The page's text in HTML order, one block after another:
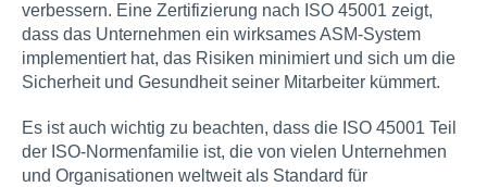
verbessern. Eine Zertifizierung nach ISO 45001 zeigt,
dass das Unternehmen ein wirksames ASM-System
implementiert hat, das Risiken minimiert und sich um die
Sicherheit und Gesundheit seiner Mitarbeiter kümmert.
Es ist auch wichtig zu beachten, dass die ISO 45001 Teil
der ISO-Normenfamilie ist, die von vielen Unternehmen
und Organisationen weltweit als Standard für